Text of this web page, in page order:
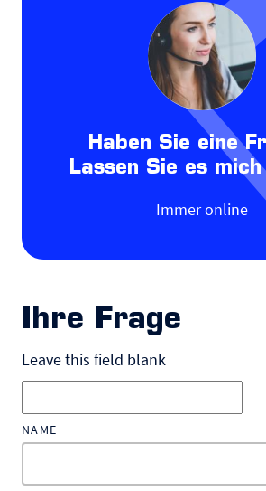
Haben Sie eine
Lassen Sie es
Immer online
Ihre Frage
Leave this field blank
NAME